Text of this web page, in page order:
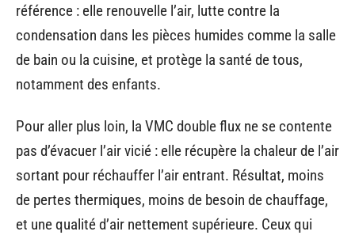
référence : elle renouvelle l’air, lutte contre la
condensation dans les pièces humides comme la salle
de bain ou la cuisine, et protège la santé de tous,
notamment des enfants.
Pour aller plus loin, la VMC double flux ne se contente
pas d’évacuer l’air vicié : elle récupère la chaleur de l’air
sortant pour réchauffer l’air entrant. Résultat, moins
de pertes thermiques, moins de besoin de chauffage,
et une qualité d’air nettement supérieure. Ceux qui